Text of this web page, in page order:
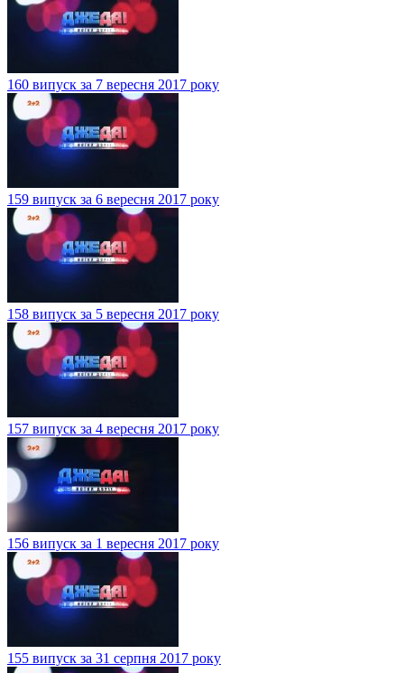
160 випуск за 7 вересня 2017 року
159 випуск за 6 вересня 2017 року
158 випуск за 5 вересня 2017 року
157 випуск за 4 вересня 2017 року
156 випуск за 1 вересня 2017 року
155 випуск за 31 серпня 2017 року